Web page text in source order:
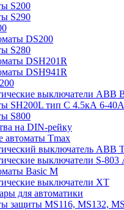
S200
S290
DS200
S280
DSH201R
DSH941R
выключатели ABB
SH200L тип С 4.5кА 6-40А
S800
на DIN-рейку
автоматы Tmax
выключатель ABB
выключатели S-
Basic M
выключатели XT
для автоматики
защиты MS116, MS132,